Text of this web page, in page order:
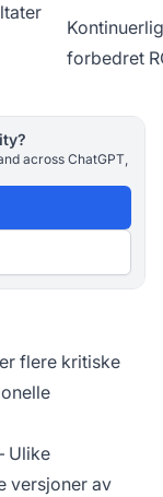
Kontinuerlig
forbedret
across ChatGPT,
flere kritiske
Ulike
versjoner av